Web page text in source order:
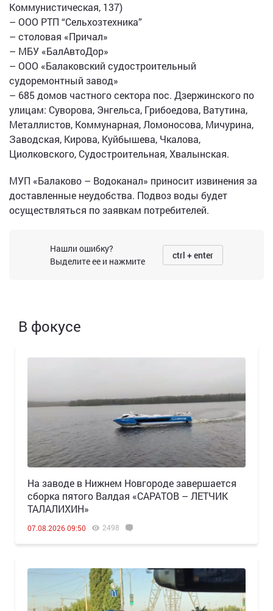
Коммунистическая, 137)
– ООО РТП “Сельхозтехника”
– столовая «Причал»
– МБУ «БалАвтоДор»
– ООО «Балаковский судостроительный
судоремонтный завод»
– 685 домов частного сектора пос. Дзержинского по
улицам: Суворова, Энгельса, Грибоедова, Ватутина,
Металлистов, Коммунарная, Ломоносова, Мичурина,
Заводская, Кирова, Куйбышева, Чкалова,
Циолковского, Судостроительная, Хвалынская.
МУП «Балаково – Водоканал» приносит извинения за
доставленные неудобства. Подвоз воды будет
осуществляться по заявкам потребителей.
Нашли ошибку?
Выделите ее и нажмите
ctrl + enter
В фокусе
Н️а заводе в Нижнем Новгороде завершается
сборка пятого Валдая «САРАТОВ – ЛЕТЧИК
ТАЛАЛИХИН»
07.08.2026 09:50 2498